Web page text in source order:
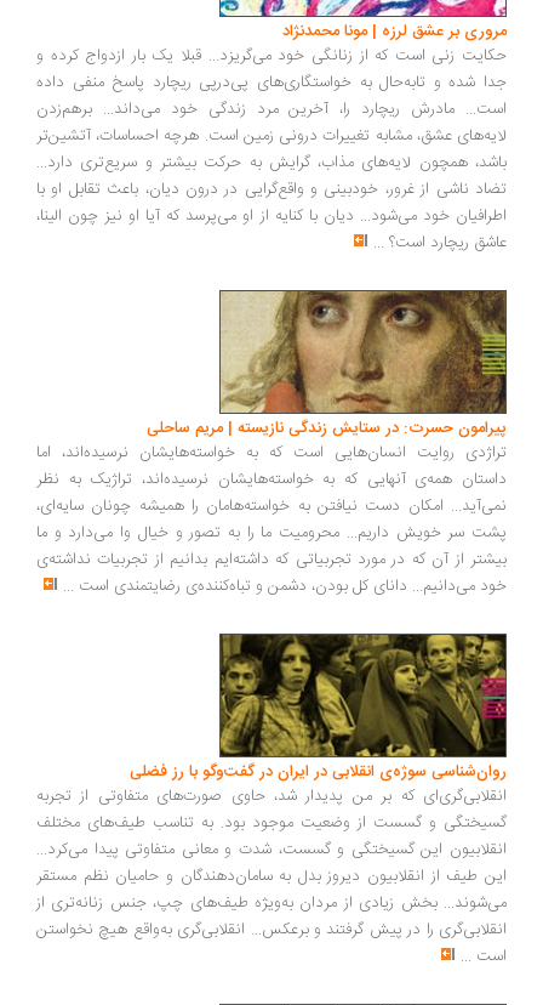
مروری بر عشق لرزه | مونا محمدنژاد
حکایت زنی است که از زنانگی خود می‌گریزد... قبلا یک بار ازدواج کرده و
جدا شده و تابه‌حال به خواستگاری‌های پی‌درپی ریچارد پاسخ منفی داده
است... مادرش ریچارد را، آخرین مرد زندگی خود می‌داند... برهم‌زدن
لایه‌های عشق، مشابه تغییرات درونی زمین است. هرچه احساسات، آتشین‌تر
باشد، همچون لایه‌های مذاب، گرایش به حرکت بیشتر و سریع‌تری دارد...
تضاد ناشی از غرور، خودبینی و واقع‌گرایی در درون دیان، باعث تقابل او با
اطرافیان خود می‌شود... دیان با کنایه از او می‌پرسد که آیا او نیز چون الینا،
عاشق ریچارد است؟ ...
پیرامون حسرت: در ستایش زندگی نازیسته | مریم ساحلی
تراژدی روایت انسان‌هایی است که به خواسته‌هایشان نرسیده‌اند، اما
داستان همه‌ی آنهایی که به خواسته‌هایشان نرسیده‌اند، تراژیک به نظر
نمی‌آید... امکان دست نیافتن به خواسته‌هامان را همیشه چونان سایه‌ای،
پشت سر خویش داریم... محرومیت ما را به تصور و خیال وا می‌دارد و ما
بیشتر از آن که در مورد تجربیاتی که داشته‌ایم بدانیم از تجربیات نداشته‌ی
خود می‌دانیم... دانای کل بودن، دشمن و تباه‌کننده‌ی رضایتمندی است ...
روان‌شناسی سوژه‌ی انقلابی در ایران در گفت‌وگو با رز فضلی
انقلابی‌گری‌ای که بر من پدیدار شد، حاوی صورت‌های متفاوتی از تجربه
گسیختگی و گسست از وضعیت موجود بود. به تناسب طیف‌های مختلف
انقلابیون این گسیختگی و گسست، شدت و معانی متفاوتی پیدا می‌کرد...
این طیف از انقلابیون دیروز بدل به سامان‌دهندگان و حامیان نظم مستقر
می‌شوند... بخش زیادی از مردان به‌ویژه طیف‌های چپ، جنس زنانه‌تری از
انقلابی‌گری را در پیش گرفتند و برعکس... انقلابی‌گری به‌واقع هیچ نخواستن
است ...